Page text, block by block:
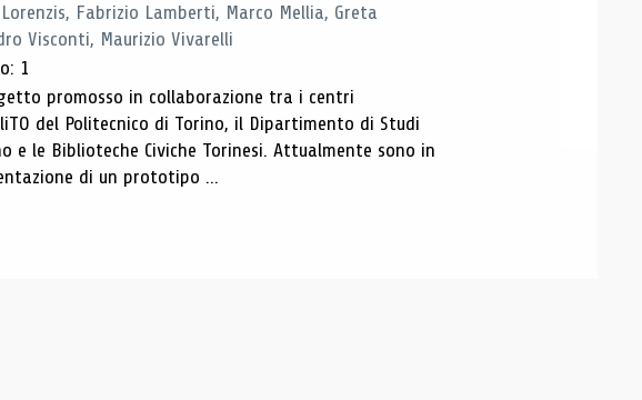
Fabrizio Lamberti, Marco Mellia, Greta
Visconti, Maurizio Vivarelli
1
promosso in collaborazione tra i centri
del Politecnico di Torino, il Dipartimento di Studi
e le Biblioteche Civiche Torinesi. Attualmente sono in
di un prototipo ...